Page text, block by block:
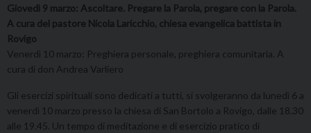
Giovedì 9 marzo: Ascoltare. Pregare la Parola, pregare con la Parola.
A cura del pastore Nicola Laricchio, chiesa evangelica battista in
Rovigo
Venerdì 10 marzo: Preghiera personale, preghiera comunitaria. A
cura di don Andrea Varliero
Gli esercizi spirituali sono dedicati a tutti, si svolgeranno da lunedì 6 a
venerdì 10 marzo presso la chiesa di San Bortolo a Rovigo, dalle 18.30
alle 19.45. Un tempo di meditazione e di esercizio pratico di